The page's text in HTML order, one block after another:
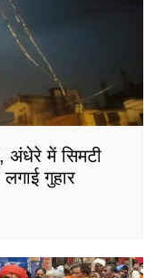
अंधेरे में सिमटी
गुहार